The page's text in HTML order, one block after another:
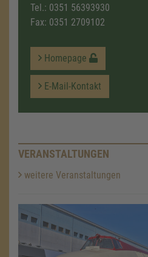
Tel.: 0351 56393930
Fax: 0351 2709102
Homepage
E-Mail-Kontakt
VERANSTALTUNGEN
weitere Veranstaltungen